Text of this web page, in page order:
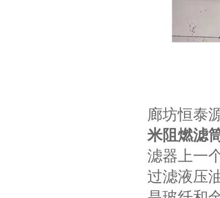
廊坊恒泰
米阻燃滤
滤器上一
过滤液压